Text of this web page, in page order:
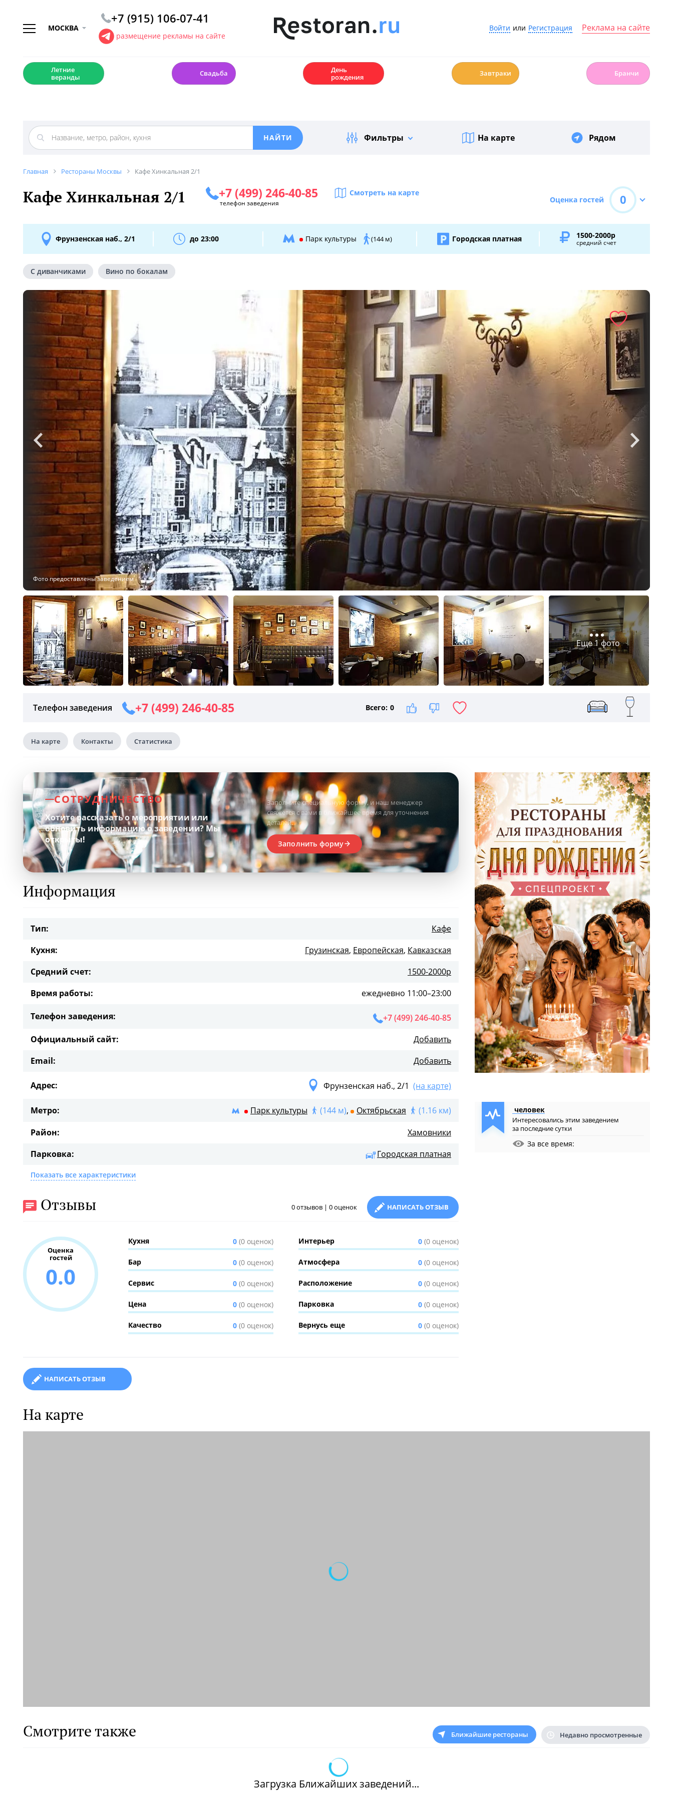
МОСКВА
+7 (915) 106-07-41
размещение рекламы на сайте
Войти или Регистрация Реклама на сайте
Летние
веранды
Свадьба
День
рождения
Завтраки Бранчи
Фильтры На карте Рядом
Главная Рестораны Москвы Кафе Хинкальная 2/1
Кафе Хинкальная 2/1 +7 (499) 246-40-85
телефон заведения
Смотреть на карте
Оценка гостей 0
Фрунзенская наб., 2/1 до 23:00 Парк культуры (144 м) Городская платная 1500-2000р
средний счет
С диванчиками Вино по бокалам
Еще 1 фото
Фото предоставлены заведением
Телефон заведения +7 (499) 246-40-85 Всего: 0
На карте Контакты Статистика
СОТРУДНИЧЕСТВО
Хотите рассказать о мероприятии или
обновить информацию о заведении?Мы
открыты!
Заполните специальную форму, и наш менеджер
свяжется с вами в ближайшее время для уточнения
деталей.
Заполнить форму
Информация
Тип:
Кафе
Кухня:
Грузинская, Европейская, Кавказская
Средний счет:
1500-2000р
Время работы:
ежедневно 11:00–23:00
Телефон заведения:
+7 (499) 246-40-85
Официальный сайт:
Добавить
Email:
Добавить
Адрес: Фрунзенская наб., 2/1 (на карте)
Метро: Парк культуры (144 м), Октябрьская
(1.16 км)
Район:
Хамовники
Парковка:
Городская платная
Показать все характеристики
Отзывы 0 отзывов | 0 оценок НАПИСАТЬ ОТЗЫВ
Оценка
гостей
0.0
Кухня 0 (0 оценок)
Бар 0 (0 оценок)
Сервис 0 (0 оценок)
Цена 0 (0 оценок)
Качество 0 (0 оценок)
Интерьер 0 (0 оценок)
Атмосфера 0 (0 оценок)
Расположение 0 (0 оценок)
Парковка 0 (0 оценок)
Вернусь еще 0 (0 оценок)
НАПИСАТЬ ОТЗЫВ
человек
Интересовались этим заведением
за последние сутки
За все время:
На карте
Смотрите также Ближайшие рестораны Недавно просмотренные
Загрузка Ближайших заведений...